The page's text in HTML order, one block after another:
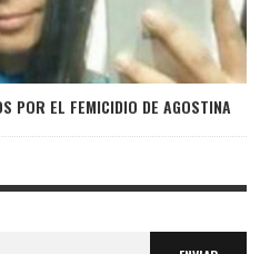
POR EL FEMICIDIO DE AGOSTINA